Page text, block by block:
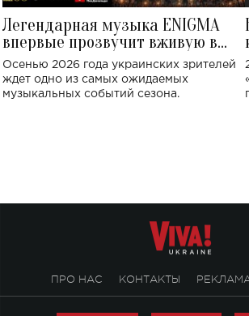
Легендарная музыка ENIGMA
впервые прозвучит вживую в
Украине: где состоится концерт
Осенью 2026 года украинских зрителей
ждет одно из самых ожидаемых
музыкальных событий сезона.
ПРО НАС КОНТАКТЫ